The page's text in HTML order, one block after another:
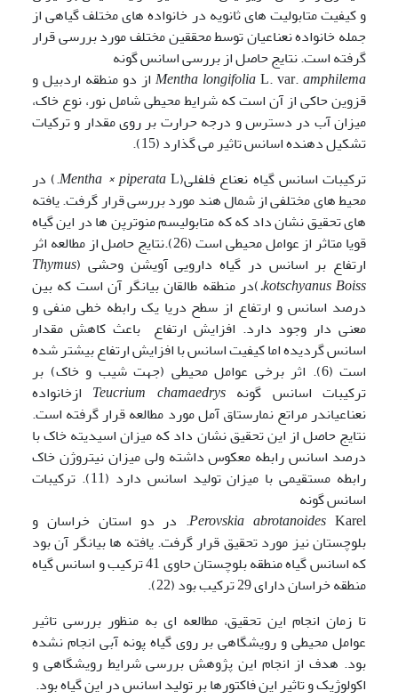
و کیفیت متابولیت های ثانویه در خانواده های مختلف گیاهی از
جمله خانواده نعناعیان توسط محققین مختلف مورد بررسی قرار
گرفته است. نتایج حاصل از بررسی اسانس گونه
Mentha longifoliaL. var.amphilema
از دو منطقه اردبیل و
قزوین حاکی از آن است که شرایط محیطی شامل نور، نوع خاک،
میزان آب در دسترس و درجه حرارت بر روی مقدار و ترکیات
تشکیل دهنده اسانس تاثیر می گذارد (15).
ترکیبات اسانس گیاه نعناع فلفلی( Mentha × piperataL.) در
محیط های مختلفی از شمال هند مورد بررسی قرار گرفت. یافته
های تحقیق نشان داد که که متابولیسم منوترپن ها در این گیاه
قویا متاثر از عوامل محیطی است (26).نتایج حاصل از مطالعه اثر
ارتفاع بر اسانس در گیاه دارویی آویشن وحشی (Thymus
kotschyanus Boiss.)در منطقه طالقان بیانگر آن است که بین
درصد اسانس و ارتفاع از سطح دریا یک رابطه خطی منفی و
معنی دار وجود دارد. افزایش ارتفاع باعث کاهش مقدار
اسانس گردیده اما کیفیت اسانس با افزایش ارتفاع بیشتر شده
است (6). اثر برخی عوامل محیطی (جهت شیب و خاک) بر
ترکیبات اسانس گونهTeucrium chamaedrys ازخانواده
نعناعیاندر مراتع نمارستاق آمل مورد مطالعه قرار گرفته است.
نتایج حاصل از این تحقیق نشان داد که میزان اسیدیته خاک با
درصد اسانس رابطه معکوس داشته ولی میزان نیتروژن خاک
رابطه مستقیمی با میزان تولید اسانس دارد (11). ترکیبات
اسانس گونه
Perovskia abrotanoidesKarel. در دو استان خراسان و
بلوچستان نیز مورد تحقیق قرار گرفت. یافته ها بیانگر آن بود
که اسانس گیاه منطقه بلوچستان حاوی 41 ترکیب و اسانس گیاه
منطقه خراسان دارای 29 ترکیب بود (22).
تا زمان انجام این تحقیق، مطالعه ای به منظور بررسی تاثیر
عوامل محیطی و رویشگاهی بر روی گیاه پونه آبی انجام نشده
بود. هدف از انجام این پژوهش بررسی شرایط رویشگاهی و
اکولوژیک و تاثیر این فاکتورها بر تولید اسانس در این گیاه بود.